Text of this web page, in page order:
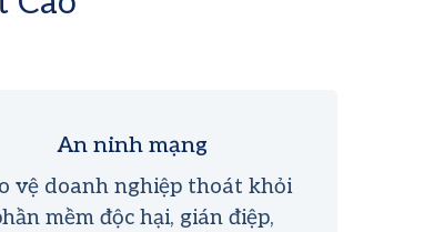
An ninh mạng
vệ doanh nghiệp thoát khỏi
mềm độc hại, gián điệp,